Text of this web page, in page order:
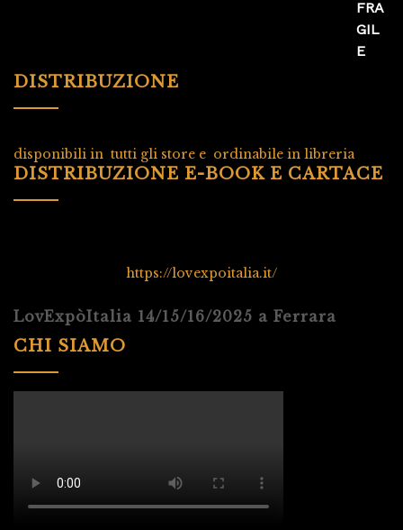
DISTRIBUZIONE
disponibili in tutti gli store e ordinabile in libreria
DISTRIBUZIONE E-BOOK E CARTACE
https://lovexpoitalia.it/
LovExpòItalia 14/15/16/2025 a Ferrara
CHI SIAMO